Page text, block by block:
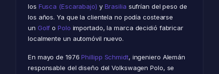
los Fusca (Escarabajo) y Brasilia sufrían del peso de
los años. Ya que la clientela no podía costearse
un Golf oPolo importado, la marca decidió fabricar
localmente un automóvil nuevo.
En mayo de 1976Phillipp Schmidt, ingeniero Alemán
responsable del diseño del Volkswagen Polo, se